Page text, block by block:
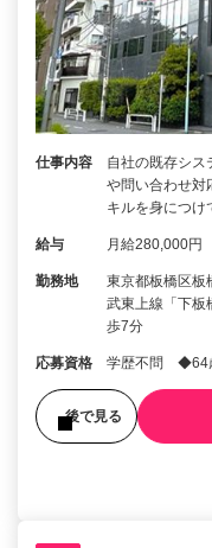
仕事内容
自社の既存シス
や問い合わせ対
キルを身につけ
給与 月給280,000円
勤務地
東京都板橋区板
武東上線「下板
歩7分
応募資格 学歴不問 ◆64
後で見る